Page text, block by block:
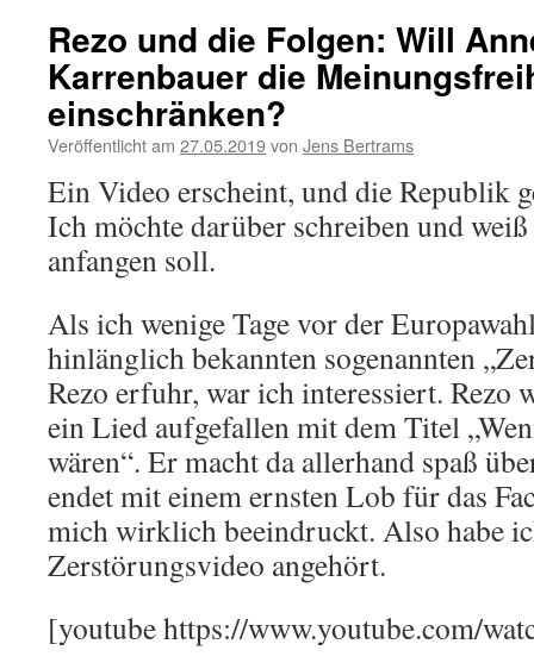
Rezo und die Folgen: Will
Karrenbauer die
einschränken?
Veröffentlicht am 27.05.2019von Jens Bertrams
Ein Video erscheint, und die Republik
Ich möchte darüber schreiben und
anfangen soll.
Als ich wenige Tage vor der
hinlänglich bekannten sogenannten
Rezo erfuhr, war ich interessiert. Rezo
ein Lied aufgefallen mit dem Titel
wären“. Er macht da allerhand spaß
endet mit einem ernsten Lob für das
mich wirklich beeindruckt. Also habe
Zerstörungsvideo angehört.
[youtube https://www.youtube.com/